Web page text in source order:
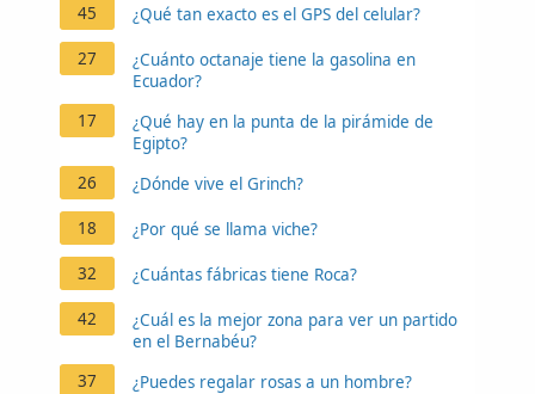
45 ¿Qué tan exacto es el GPS del celular?
27
¿Cuánto octanaje tiene la gasolina en
Ecuador?
17
¿Qué hay en la punta de la pirámide de
Egipto?
26
¿Dónde vive el Grinch?
18 ¿Por qué se llama viche?
32 ¿Cuántas fábricas tiene Roca?
42
¿Cuál es la mejor zona para ver un partido
en el Bernabéu?
37
¿Puedes regalar rosas a un hombre?